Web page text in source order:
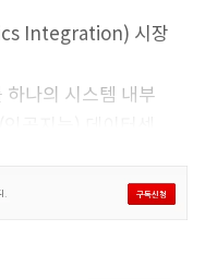
Integration) 시장
나의 시스템 내부
, CPO(Co-Package
이완이 기술 개발을